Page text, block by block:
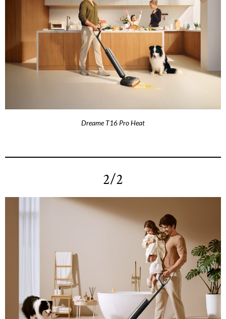
Dreame T16 Pro Heat
2/2